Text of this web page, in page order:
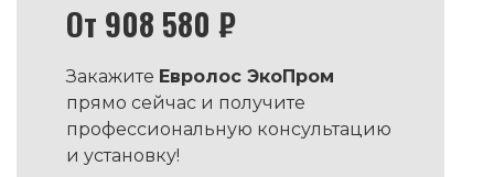
От 908 580 ₽
Закажите Евролос ЭкоПром
прямо сейчас и получите
профессиональную консультацию
и установку!